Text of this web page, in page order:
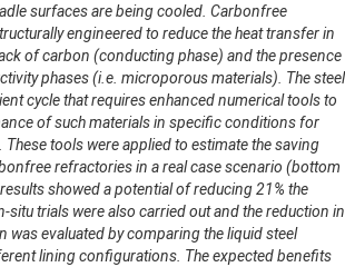
surfaces are being cooled. Carbonfree
engineered to reduce the heat transfer in
of carbon (conducting phase) and the presence
phases (i.e. microporous materials). The steel
cycle that requires enhanced numerical tools to
of such materials in specific conditions for
tools were applied to estimate the saving
refractories in a real case scenario (bottom
showed a potential of reducing 21% the
situ trials were also carried out and the reduction in
was evaluated by comparing the liquid steel
lining configurations. The expected benefits